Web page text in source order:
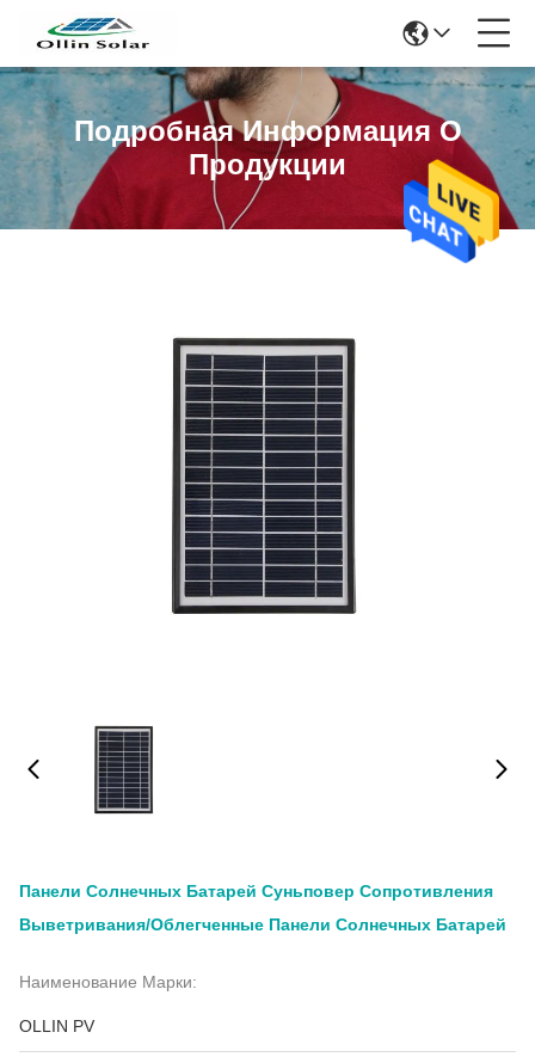
Подробная Информация О
Продукции
Панели Солнечных Батарей Суньповер Сопротивления
Выветривания/облегченные Панели Солнечных Батарей
Наименование Марки:
OLLIN PV